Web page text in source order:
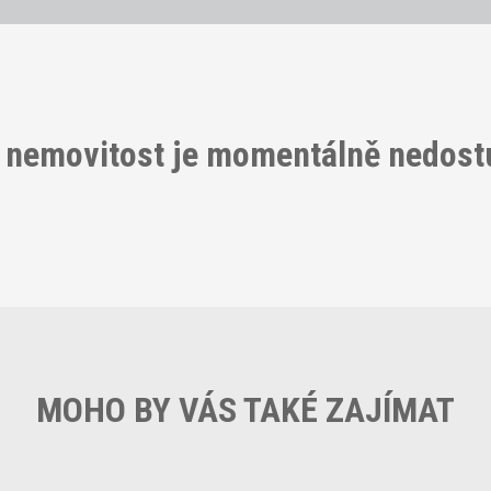
nemovitost je momentálně
MOHO BY VÁS TAKÉ ZAJÍMAT